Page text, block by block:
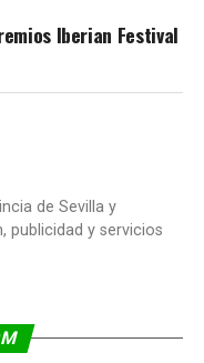
Iberian Festival
de Sevilla y
publicidad y servicios